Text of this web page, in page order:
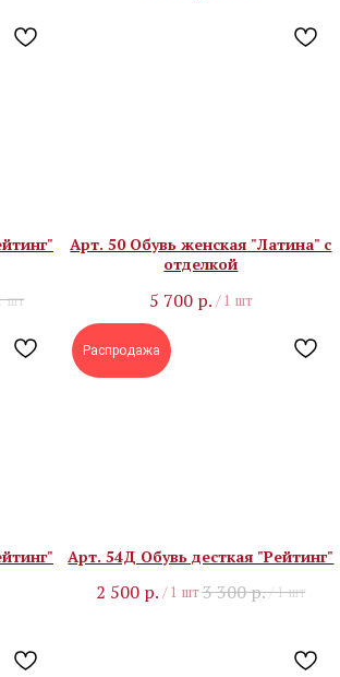
шт
Арт. 50 Обувь женская "Латина" с
отделкой
5 700 р. / 1 шт
Распродажа
Арт. 54Д Обувь десткая "Рейтинг"
2 500 р. / 1 шт3 300р./1 шт